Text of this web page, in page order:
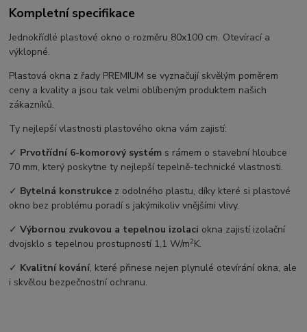
Kompletní specifikace
Jednokřídlé plastové okno o rozměru 80x100 cm. Otevírací a
výklopné.
Plastová okna z řady PREMIUM se vyznačují skvělým poměrem
ceny a kvality a jsou tak velmi oblíbeným produktem našich
zákazníků.
Ty nejlepší vlastnosti plastového okna vám zajistí:
✓ Prvotřídní 6-komorový systém s rámem o stavební hloubce
70 mm, který poskytne ty nejlepší tepelně-technické vlastnosti.
✓ Bytelná konstrukce z odolného plastu, díky které si plastové
okno bez problému poradí s jakýmikoliv vnějšími vlivy.
✓Výbornou zvukovou a tepelnou izolaci okna zajistí izolační
dvojsklo s tepelnou prostupností 1,1 W/m2K.
✓ Kvalitní kování, které přinese nejen plynulé otevírání okna, ale
i skvělou bezpečnostní ochranu.